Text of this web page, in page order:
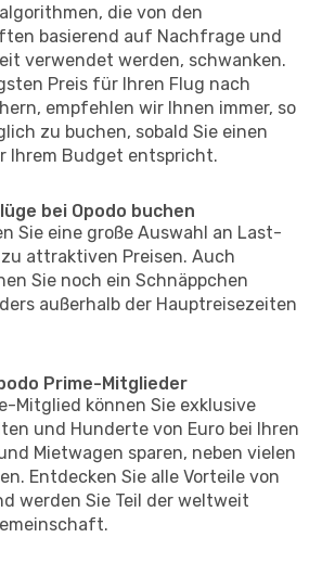
die von den
basierend auf Nachfrage und
verwendet werden, schwanken.
Preis für Ihren Flug nach
empfehlen wir Ihnen immer, so
zu buchen, sobald Sie einen
Ihrem Budget entspricht.
bei Opodo buchen
Sie eine große Auswahl an Last-
attraktiven Preisen. Auch
Sie noch ein Schnäppchen
außerhalb der Hauptreisezeiten
Prime-Mitglieder
Mitglied können Sie exklusive
und Hunderte von Euro bei Ihren
Mietwagen sparen, neben vielen
Entdecken Sie alle Vorteile von
werden Sie Teil der weltweit